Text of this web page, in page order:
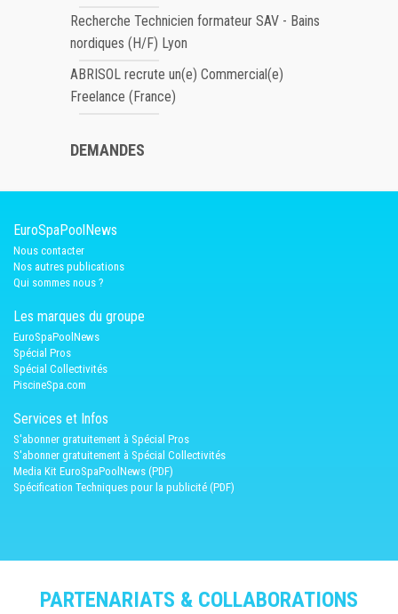
Recherche Technicien formateur SAV - Bains
nordiques (H/F) Lyon
ABRISOL recrute un(e) Commercial(e)
Freelance (France)
DEMANDES
EuroSpaPoolNews
Nous contacter
Nos autres publications
Qui sommes nous ?
Les marques du groupe
EuroSpaPoolNews
Spécial Pros
Spécial Collectivités
PiscineSpa.com
Services et Infos
S'abonner gratuitement à Spécial Pros
S'abonner gratuitement à Spécial Collectivités
Media Kit EuroSpaPoolNews (PDF)
Spécification Techniques pour la publicité (PDF)
PARTENARIATS & COLLABORATIONS